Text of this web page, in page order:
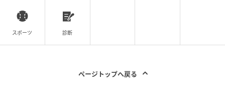
関連する本を密かに託していたことも明らかになりま
す。
人の死が遺された者の人生を前へ進ませるエネルギー
スポーツ 診断
ページトップへ戻る